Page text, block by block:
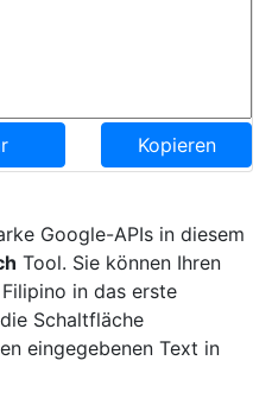
Kopieren
Google-APIs in diesem
Tool. Sie können Ihren
in das erste
Schaltfläche
eingegebenen Text in